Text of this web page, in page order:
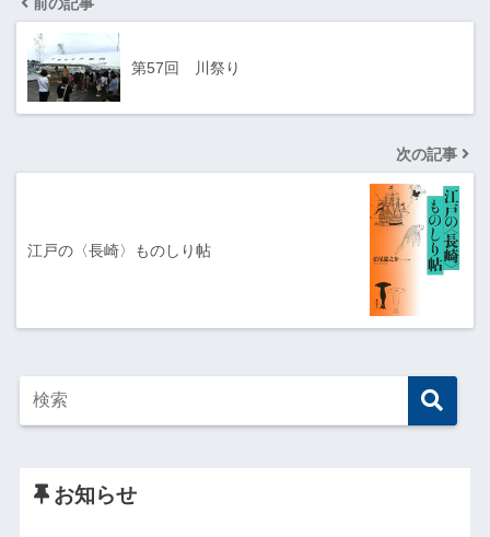
第57回 川祭り
次の記事
江戸の〈長崎〉ものしり帖
お知らせ